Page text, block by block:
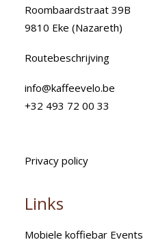
Roombaardstraat 39B
9810 Eke (Nazareth)
Routebeschrijving
info@kaffeevelo.be
+32 493 72 00 33
Privacy policy
Links
Mobiele koffiebar Events